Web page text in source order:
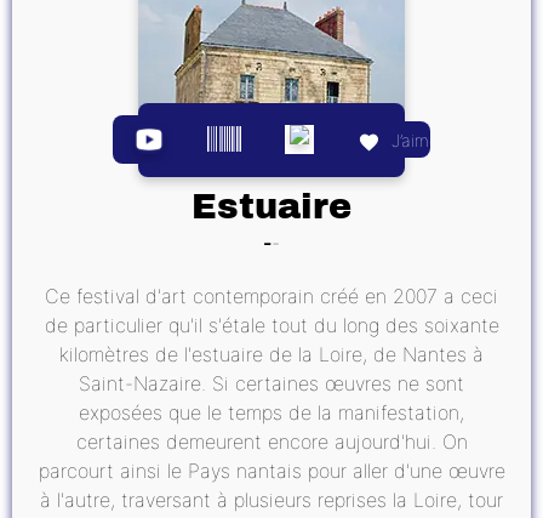
J’aime
Estuaire
Ce festival d'art contemporain créé en 2007 a ceci
de particulier qu'il s'étale tout du long des soixante
kilomètres de l'estuaire de la Loire, de Nantes à
Saint-Nazaire. Si certaines œuvres ne sont
exposées que le temps de la manifestation,
certaines demeurent encore aujourd'hui. On
parcourt ainsi le Pays nantais pour aller d'une œuvre
à l'autre, traversant à plusieurs reprises la Loire, tour